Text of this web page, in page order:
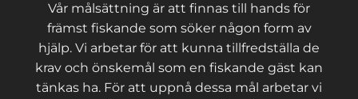
Vår målsättning är att finnas till hands för
främst fiskande som söker någon form av
hjälp. Vi arbetar för att kunna tillfredställa de
krav och önskemål som en fiskande gäst kan
tänkas ha. För att uppnå dessa mål arbetar vi